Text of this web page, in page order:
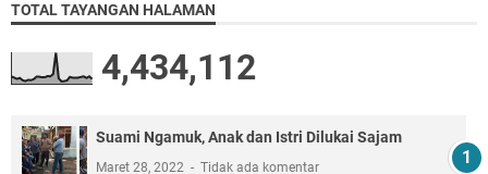
TOTAL TAYANGAN HALAMAN
4,434,112
Suami Ngamuk, Anak dan Istri Dilukai Sajam
Maret 28, 2022 Tidak ada komentar